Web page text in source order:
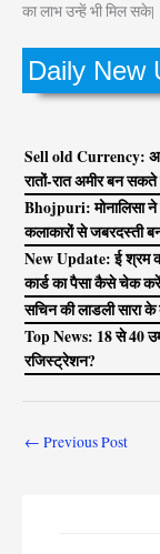
का लाभ उन्हें भी मिल सके|
Daily New
Sell old Currency:
रातों-रात अमीर बन
Bhojpuri: मोनालिसा ने
कलाकारों से जबरदस्ती
New Update: ई श्रम
कार्ड का पैसा कैसे चेक करें
सचिन की लाडली सारा
Top News: 18 से 40
रजिस्ट्रेशन?
← Previous Post